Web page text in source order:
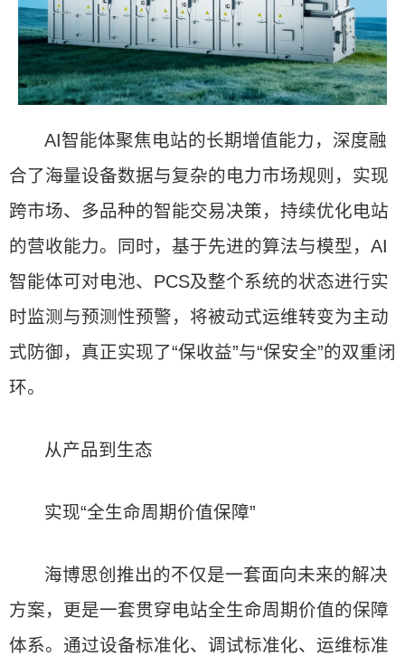
AI智能体聚焦电站的长期增值能力，深度融
合了海量设备数据与复杂的电力市场规则，实现
跨市场、多品种的智能交易决策，持续优化电站
的营收能力。同时，基于先进的算法与模型，AI
智能体可对电池、PCS及整个系统的状态进行实
时监测与预测性预警，将被动式运维转变为主动
式防御，真正实现了“保收益”与“保安全”的双重闭
环。
从产品到生态
实现“全生命周期价值保障”
海博思创推出的不仅是一套面向未来的解决
方案，更是一套贯穿电站全生命周期价值的保障
体系。通过设备标准化、调试标准化、运维标准